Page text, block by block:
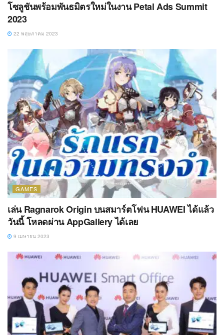
โซลูชันพร้อมพันธมิตรใหม่ในงาน Petal Ads Summit
2023
22 พฤษภาคม 2023
GAMES
เล่น Ragnarok Origin บนสมาร์ตโฟน HUAWEI ได้แล้ว
วันนี้ โหลดผ่าน AppGallery ได้เลย
9 เมษายน 2023